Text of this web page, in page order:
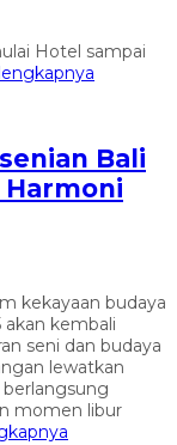
Hotel sampai
Bali
Harmoni
kekayaan budaya
akan kembali
seni dan budaya
lewatkan
momen libur